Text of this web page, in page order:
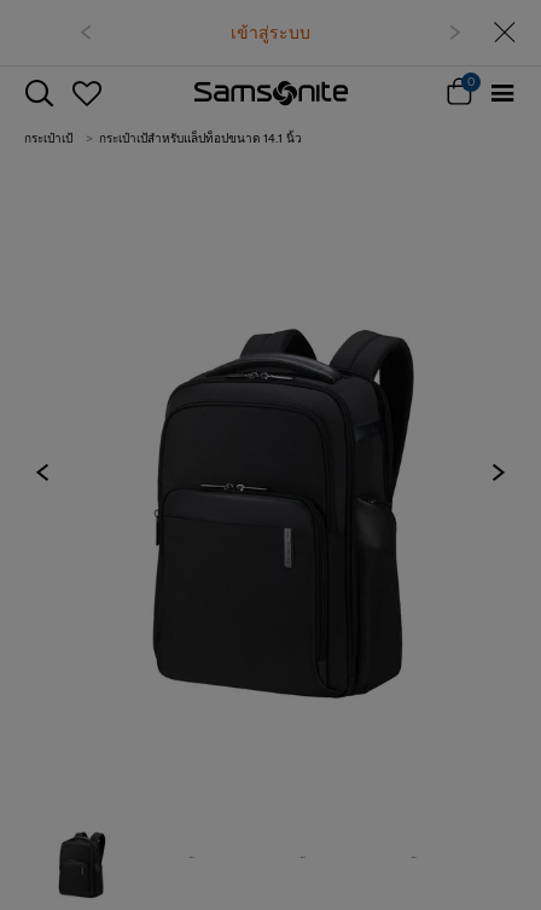
เข้าสู่ระบบ
0
กระเป๋าเป้ กระเป๋าเป้สำหรับแล็ปท็อปขนาด 14.1 นิ้ว